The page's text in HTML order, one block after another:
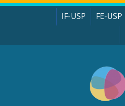
Pular para o conteúdo principal
IF-USP FE-USP